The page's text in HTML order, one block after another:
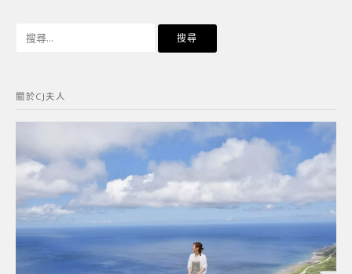
字:
關於CJ夫人